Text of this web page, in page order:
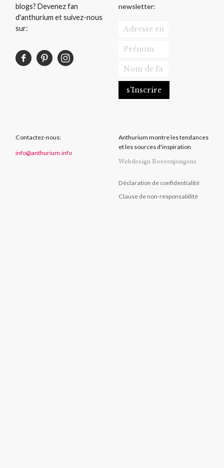
blogs? Devenez fan
d'anthurium et suivez-nous
sur:
newsletter:
Contactez-nous:
info@anthurium.info
Anthurium montre les tendances
et les sources d'inspiration
Webdesign Boerenjongens
Déclaration de confidentialité
Clause de non-responsabilité